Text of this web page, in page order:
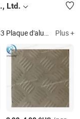
Ltd.
316 Plaque en acier inoxydable, Tôle de plomb, Verre de plomb, Tôle de cuivre Plus +